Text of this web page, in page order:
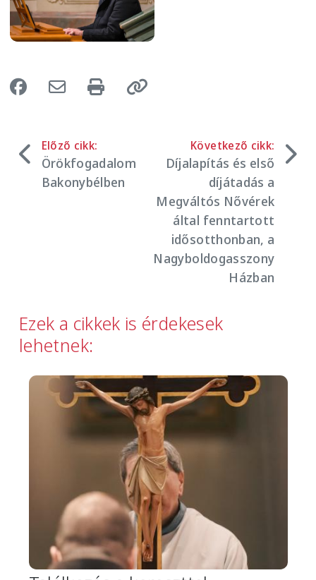
Előző cikk:
Örökfogadalom
Bakonybélben
Következő cikk:
Díjalapítás és első
díjátadás a
Megváltós Nővérek
által fenntartott
idősotthonban, a
Nagyboldogasszony
Házban
Ezek a cikkek is érdekesek
lehetnek:
Image